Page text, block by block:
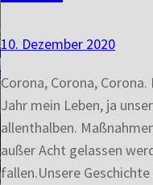
10. Dezember 2020
Corona, Corona,
Jahr mein Leben, ja
allenthalben.
außer Acht gelassen
fallen.Unsere